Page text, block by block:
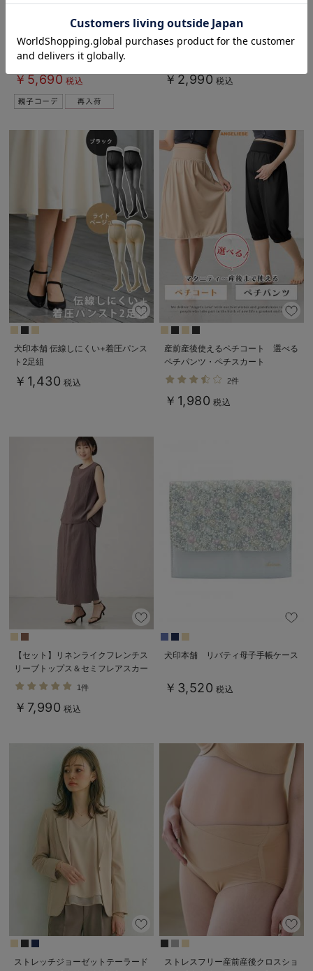
【綿100％】ぷくぷくWガーゼシャ
ツワンピースネグリジェ マタニテ
ィ・授乳パジャマ【出産後も長く着
1件
￥5,690 税込
ストレスフリー 前開きシームレス
カップ授乳ブラ 脇高 垂れ防止
￥2,990 税込
犬印本舗 伝線しにくい+着圧パンス
ト2足組
￥1,430 税込
産前産後使えるペチコート 選べる
ペチパンツ・ペチスカート
2件
￥1,980 税込
【セット】リネンライクフレンチス
リーブトップス＆セミフレアスカー
トセットアップ マタニティ・授乳
服【出産後も長く着られる】
1件
￥7,990 税込
犬印本舗 リバティ母子手帳ケース
￥3,520 税込
ストレッチジョーゼットテーラード
ストレスフリー産前産後クロスショ
お気に入り商品を確認する